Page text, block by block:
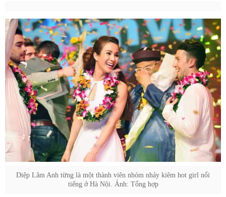
Diệp Lâm Anh từng là một thành viên nhóm nhảy kiêm hot girl nổi
tiếng ở Hà Nội. Ảnh: Tổng hợp